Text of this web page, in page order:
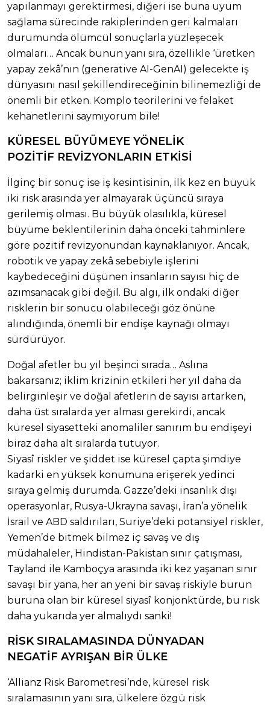
yapılanmayı gerektirmesi, diğeri ise buna uyum
sağlama sürecinde rakiplerinden geri kalmaları
durumunda ölümcül sonuçlarla yüzleşecek
olmaları… Ancak bunun yanı sıra, özellikle ‘üretken
yapay zekâ’nın (generative AI-GenAI) gelecekte iş
dünyasını nasıl şekillendireceğinin bilinemezliği de
önemli bir etken. Komplo teorilerini ve felaket
kehanetlerini saymıyorum bile!
KÜRESEL BÜYÜMEYE YÖNELİK
POZİTİF REVİZYONLARIN ETKİSİ
İlginç bir sonuç ise iş kesintisinin, ilk kez en büyük
iki risk arasında yer almayarak üçüncü sıraya
gerilemiş olması. Bu büyük olasılıkla, küresel
büyüme beklentilerinin daha önceki tahminlere
göre pozitif revizyonundan kaynaklanıyor. Ancak,
robotik ve yapay zekâ sebebiyle işlerini
kaybedeceğini düşünen insanların sayısı hiç de
azımsanacak gibi değil. Bu algı, ilk ondaki diğer
risklerin bir sonucu olabileceği göz önüne
alındığında, önemli bir endişe kaynağı olmayı
sürdürüyor.
Doğal afetler bu yıl beşinci sırada… Aslına
bakarsanız; iklim krizinin etkileri her yıl daha da
belirginleşir ve doğal afetlerin de sayısı artarken,
daha üst sıralarda yer alması gerekirdi, ancak
küresel siyasetteki anomaliler sanırım bu endişeyi
biraz daha alt sıralarda tutuyor.
Siyasî riskler ve şiddet ise küresel çapta şimdiye
kadarki en yüksek konumuna erişerek yedinci
sıraya gelmiş durumda. Gazze’deki insanlık dışı
operasyonlar, Rusya-Ukrayna savaşı, İran’a yönelik
İsrail ve ABD saldırıları, Suriye’deki potansiyel riskler,
Yemen’de bitmek bilmez iç savaş ve dış
müdahaleler, Hindistan-Pakistan sınır çatışması,
Tayland ile Kamboçya arasında iki kez yaşanan sınır
savaşı bir yana, her an yeni bir savaş riskiyle burun
buruna olan bir küresel siyasî konjonktürde, bu risk
daha yukarıda yer almalıydı sanki!
RİSK SIRALAMASINDA DÜNYADAN
NEGATİF AYRIŞAN BİR ÜLKE
‘Allianz Risk Barometresi’nde, küresel risk
sıralamasının yanı sıra, ülkelere özgü risk